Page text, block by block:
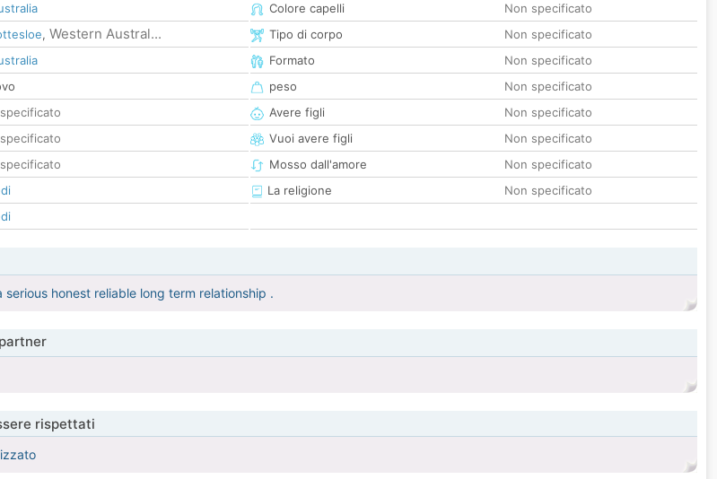
, Western Austral...
Colore capelli
Non specificato
Tipo di corpo
Non specificato
Formato
Non specificato
peso
Non specificato
Avere figli
Non specificato
Vuoi avere figli
Non specificato
Mosso dall'amore
Non specificato
La religione
Non specificato
honest reliable long term relationship .
rispettati